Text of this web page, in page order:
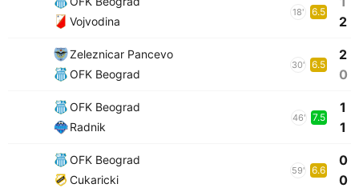
Vojvodina
18' 6.5
2
Zeleznicar Pancevo
OFK Beograd
30' 6.5
2
0
OFK Beograd
Radnik
46' 7.5
1
1
OFK Beograd
Cukaricki
59' 6.6
0
0